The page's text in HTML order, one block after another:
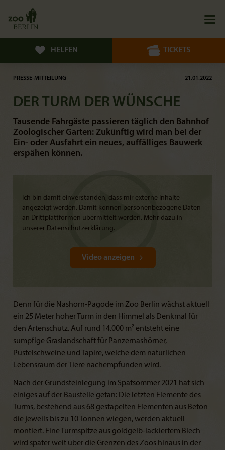
HELFEN TICKETS
21.01.2022
PRESSE-MITTEILUNG
DER TURM DER WÜNSCHE
Tausende Fahrgäste passieren täglich den Bahnhof
Zoologischer Garten: Zukünftig wird man bei der
Ein- oder Ausfahrt ein neues, auffälliges Bauwerk
erspähen können.
Ich bin damit einverstanden, dass mir externe Inhalte
angezeigt werden. Damit können personenbezogene Daten
an Drittplattformen übermittelt werden. Mehr dazu in
unserer Datenschutzerklärung.
Video anzeigen
Denn für die Nashorn-Pagode im Zoo Berlin wächst aktuell
ein 25 Meter hoher Turm in den Himmel als Denkmal für
den Artenschutz. Auf rund 14.000 m² entsteht eine
sumpfige Graslandschaft für Panzernashörner,
Pustelschweine und Tapire, welche dem natürlichen
Lebensraum der Tiere nachempfunden wird.
Nach der Grundsteinlegung im Spätsommer 2021 hat sich
einiges auf der Baustelle getan: Die letzten Elemente des
Turms, bestehend aus 68 gestapelten Elementen aus Beton
die jeweils bis zu 10 Tonnen wiegen, werden aktuell
montiert. Eine Turmspitze aus goldgelb-lackiertem Blech
wird später weit über die Grenzen des Zoos hinaus in der